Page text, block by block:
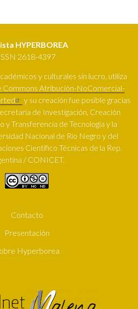
HYPERBOREA
2618-4397
y culturales sin lucro, utiliza
Commons Atribución-NoComercial-
y su creación fue posible gracias
de Investigación, Creación
y Transferencia de Tecnología y la
Nacional de Río Negro y del
Científico Técnicas de la Rep.
/ CONICET.
Contacto
Presentación
Hyperborea